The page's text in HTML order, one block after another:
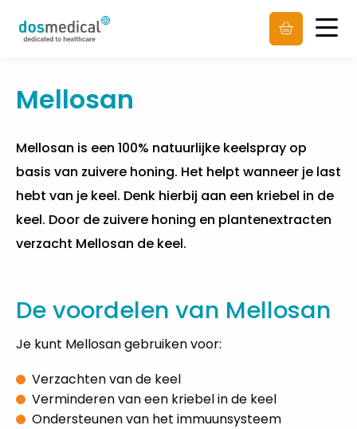
Mellosan
Mellosan is een 100% natuurlijke keelspray op
basis van zuivere honing. Het helpt wanneer je last
hebt van je keel. Denk hierbij aan een kriebel in de
keel. Door de zuivere honing en plantenextracten
verzacht Mellosan de keel.
De voordelen van Mellosan
Je kunt Mellosan gebruiken voor:
Verzachten van de keel
Verminderen van een kriebel in de keel
Ondersteunen van het immuunsysteem